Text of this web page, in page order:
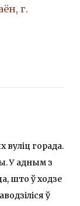
г.
вуліц горада.
У адным з
што ў ходзе
ў